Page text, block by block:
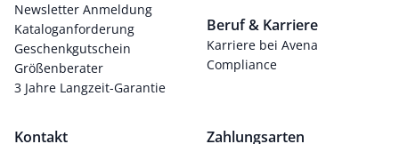
Newsletter Anmeldung
Kataloganforderung
Geschenkgutschein
Größenberater
3 Jahre Langzeit-Garantie
Beruf & Karriere
Karriere bei Avena
Compliance
Kontakt Zahlungsarten